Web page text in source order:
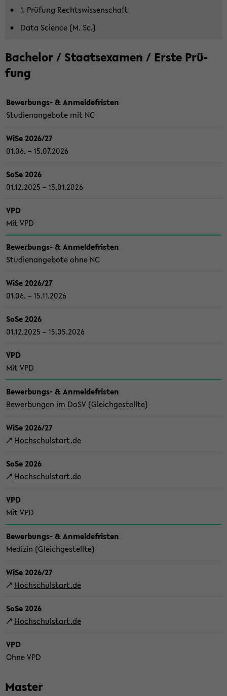
1. Prü­fung Rechts­wis­sen­schaft
Data Sci­ence (M. Sc.)
Ba­che­lor / Staats­examen / Erste Prü­
fung
Bewerbungs-​ & An­mel­de­fris­ten
Stu­di­en­an­ge­bo­te mit NC
WiSe 2026/27
01.06. – 15.07.2026
SoSe 2026
01.12.2025 – 15.01.2026
VPD
Mit VPD
Bewerbungs-​ & An­mel­de­fris­ten
Stu­di­en­an­ge­bo­te ohne NC
WiSe 2026/27
01.06. – 15.11.2026
SoSe 2026
01.12.2025 – 15.05.2026
VPD
Mit VPD
Bewerbungs-​ & An­mel­de­fris­ten
Be­wer­bun­gen im DoSV (Gleich­ge­stell­te)
WiSe 2026/27
↗ Hoch­schul­start.de
SoSe 2026
↗ Hoch­schul­start.de
VPD
Mit VPD
Bewerbungs-​ & An­mel­de­fris­ten
Me­di­zin (Gleich­ge­stell­te)
WiSe 2026/27
↗ Hoch­schul­start.de
SoSe 2026
↗ Hoch­schul­start.de
VPD
Ohne VPD
Mas­ter